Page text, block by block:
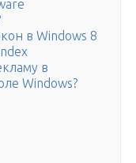
в Windows 8
в
Windows?